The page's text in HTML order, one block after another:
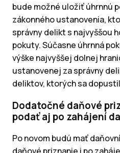
bude možné uložiť úhrnnú
zákonného ustanovenia,
správny delikt s najvyššou
pokuty. Súčasne úhrnná
výške najvyššej dolnej
ustanovenej za správny
deliktov, ktorých sa
Dodatočné daňové
podať aj po zahájení
Po novom budú mať